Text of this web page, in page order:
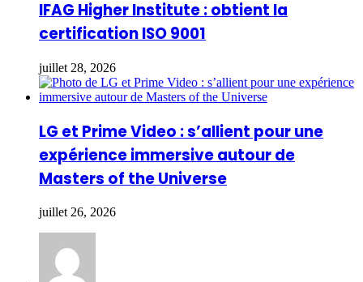
IFAG Higher Institute : obtient la
certification ISO 9001
juillet 28, 2026
LG et Prime Video : s’allient pour une
expérience immersive autour de
Masters of the Universe
juillet 26, 2026